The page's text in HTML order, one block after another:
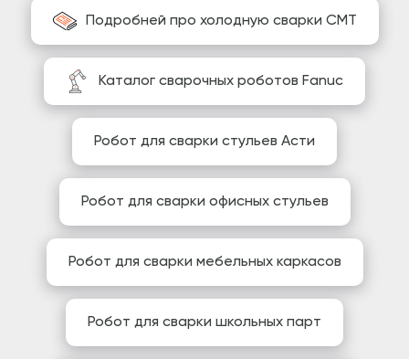
Подробней про холодную сварки CMT
Каталог сварочных роботов Fanuc
Робот для сварки стульев Асти
Робот для сварки офисных стульев
Робот для сварки мебельных каркасов
Робот для сварки школьных парт